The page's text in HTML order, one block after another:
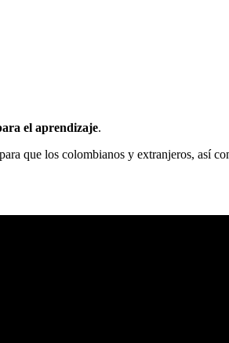
el aprendizaje.
que los colombianos y extranjeros, así